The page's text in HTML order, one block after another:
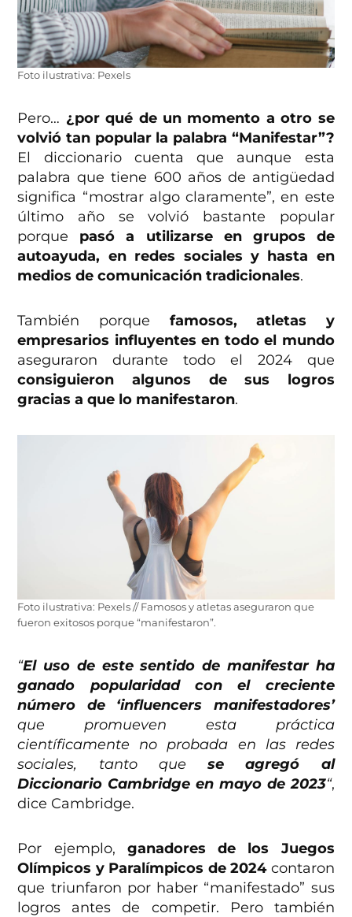
Foto ilustrativa: Pexels
Pero… ¿por qué de un momento a otro se
volvió tan popular la palabra “Manifestar”?
El diccionario cuenta que aunque esta
palabra que tiene 600 años de antigüedad
significa “mostrar algo claramente”, en este
último año se volvió bastante popular
porque pasó a utilizarse en grupos de
autoayuda, en redes sociales y hasta en
medios de comunicación tradicionales.
También porque famosos, atletas y
empresarios influyentes en todo el mundo
aseguraron durante todo el 2024 que
consiguieron algunos de sus logros
gracias a que lo manifestaron.
Foto ilustrativa: Pexels // Famosos y atletas aseguraron que
fueron exitosos porque “manifestaron”.
“El uso de este sentido de manifestar ha
ganado popularidad con el creciente
número de ‘influencers manifestadores’
que promueven esta práctica
científicamente no probada en las redes
sociales, tanto quese agregó al
Diccionario Cambridge en mayo de 2023“,
dice Cambridge.
Por ejemplo, ganadores de los Juegos
Olímpicos y Paralímpicos de 2024 contaron
que triunfaron por haber “manifestado” sus
logros antes de competir. Pero también